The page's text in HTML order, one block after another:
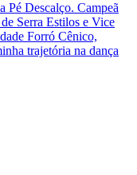
Pé Descalço. Campeã
Serra Estilos e Vice
Forró Cênico,
trajetória na dança